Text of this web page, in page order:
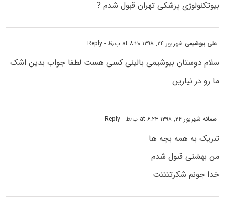
بیوتکنولوژی پزشکی تهران قبول شدم ?
على بیوشیمى شهریور ۲۴, ۱۳۹۸ at ۸:۲۰ ب٫ظ - Reply
سلام دوستان بیوشیمى بالینى کسی هست لطفا جواب بدین اشک
ما رو در نیارین
سمانهشهریور ۲۴, ۱۳۹۸ at ۶:۲۳ ب٫ظ - Reply
تبریک به همه بچه ها
من بهشتی قبول شدم
خدا جونم شکرتتتتت